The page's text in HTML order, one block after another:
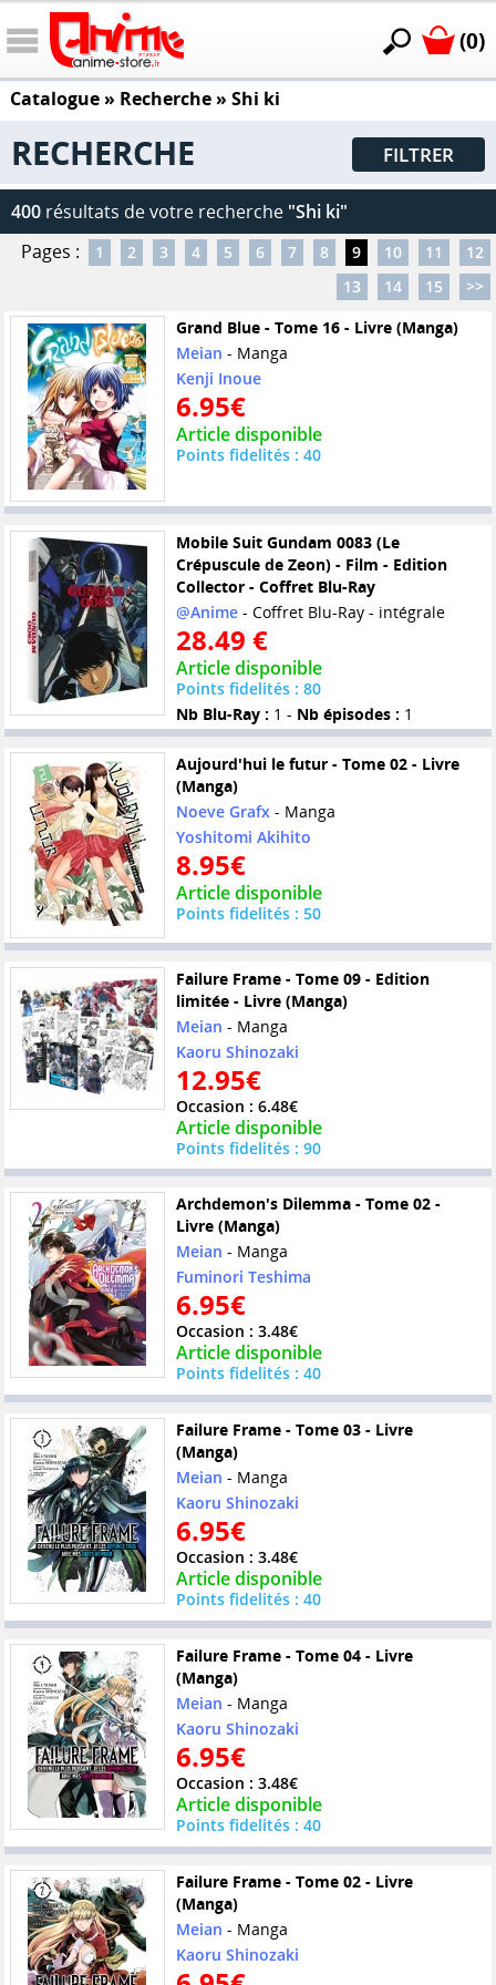
(0)
Catalogue» Recherche » Shi ki
RECHERCHE FILTRER
400 résultats de votre recherche "Shi ki"
Pages :
1 2 3 4 5 6 7 8 9 10 11
12
13
14 15
>>
Grand Blue - Tome 16 - Livre (Manga)
Meian - Manga
Kenji Inoue
6.95€
Article disponible
Points fidelités : 40
Mobile Suit Gundam 0083 (Le
Crépuscule de Zeon) - Film - Edition
Collector - Coffret Blu-Ray
@Anime- Coffret Blu-Ray - intégrale
28.49 €
Article disponible
Points fidelités : 80
Nb Blu-Ray : 1 - Nb épisodes : 1
Aujourd'hui le futur - Tome 02 - Livre
(Manga)
Noeve Grafx- Manga
Yoshitomi Akihito
8.95€
Article disponible
Points fidelités : 50
Failure Frame - Tome 09 - Edition
limitée - Livre (Manga)
Meian - Manga
Kaoru Shinozaki
12.95€
Occasion : 6.48€
Article disponible
Points fidelités : 90
Archdemon's Dilemma - Tome 02 -
Livre (Manga)
Meian - Manga
Fuminori Teshima
6.95€
Occasion : 3.48€
Article disponible
Points fidelités : 40
Failure Frame - Tome 03 - Livre
(Manga)
Meian - Manga
Kaoru Shinozaki
6.95€
Occasion : 3.48€
Article disponible
Points fidelités : 40
Failure Frame - Tome 04 - Livre
(Manga)
Meian - Manga
Kaoru Shinozaki
6.95€
Occasion : 3.48€
Article disponible
Points fidelités : 40
Failure Frame - Tome 02 - Livre
(Manga)
Meian - Manga
Kaoru Shinozaki